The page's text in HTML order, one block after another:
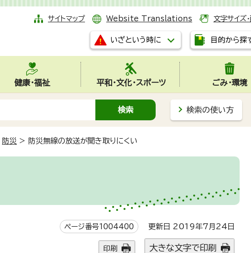
サイトマップ Website Translations 文字サイズ
いざという時に 目的から探
健康・福祉 平和・文化・スポーツ ごみ・環境
検索の使い方
防災 > 防災無線の放送が聞き取りにくい
ページ番号1004400 更新日 2019年7月24日
印刷 大きな文字で印刷